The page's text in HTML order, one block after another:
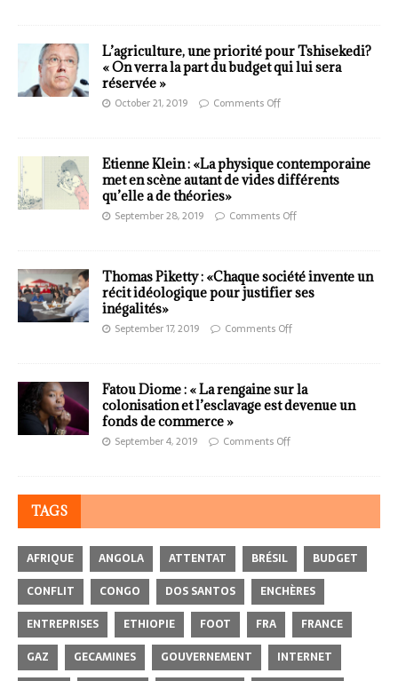
L’agriculture, une priorité pour Tshisekedi?
« On verra la part du budget qui lui sera
réservée »
October 21, 2019 Comments Off
Etienne Klein : «La physique contemporaine
met en scène autant de vides différents
qu’elle a de théories»
September 28, 2019 Comments Off
Thomas Piketty : «Chaque société invente un
récit idéologique pour justifier ses
inégalités»
September 17, 2019 Comments Off
Fatou Diome : « La rengaine sur la
colonisation et l’esclavage est devenue un
fonds de commerce »
September 4, 2019 Comments Off
TAGS
AFRIQUE ANGOLA ATTENTAT BRÉSIL
BUDGET
CONFLIT
CONGO DOS SANTOS
ENCHÈRES
ENTREPRISES
ETHIOPIE FOOT FRA
FRANCE
GAZ
GECAMINES GOUVERNEMENT INTERNET